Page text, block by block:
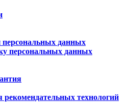
данных
персональных данных
технологий